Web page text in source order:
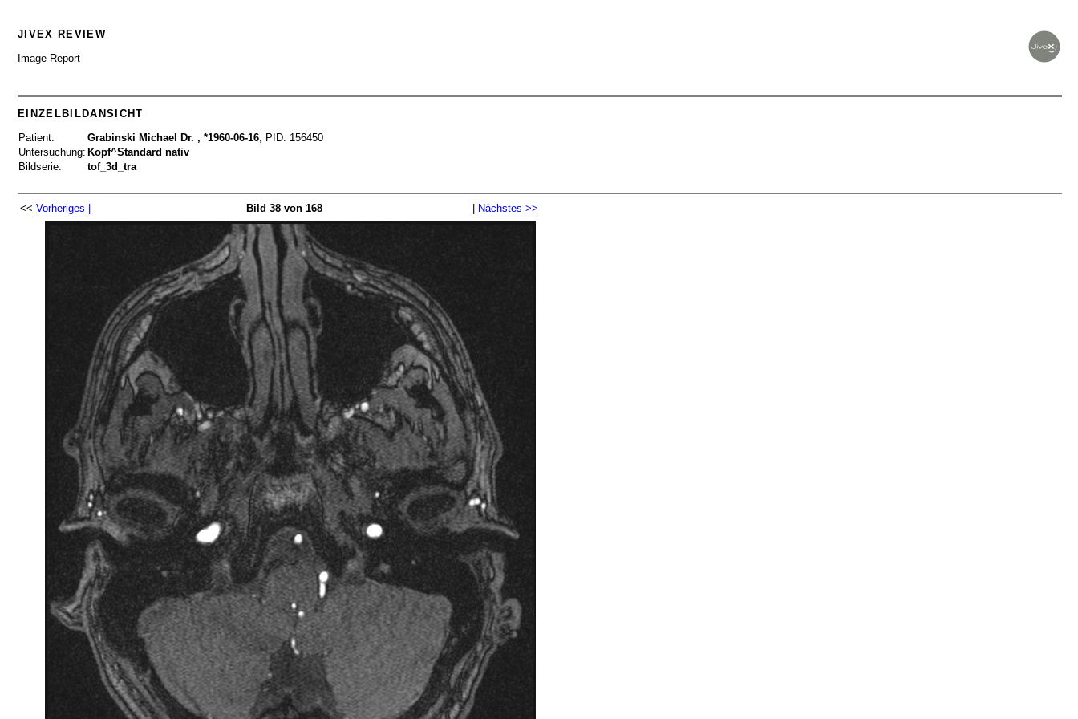
JIVEX REVIEW
Image Report
EINZELBILDANSICHT
Patient: Grabinski Michael Dr. , *1960-06-16, PID: 156450
Untersuchung: Kopf^Standard nativ
Bildserie:
tof_3d_tra
<< Vorheriges | Bild 38 von 168 | Nächstes >>